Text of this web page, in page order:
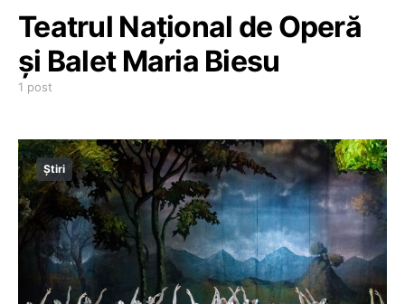
Teatrul Național de Operă
și Balet Maria Biesu
1 post
Știri